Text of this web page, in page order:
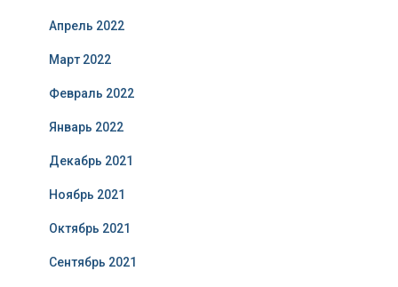
Апрель 2022
Март 2022
Февраль 2022
Январь 2022
Декабрь 2021
Ноябрь 2021
Октябрь 2021
Сентябрь 2021